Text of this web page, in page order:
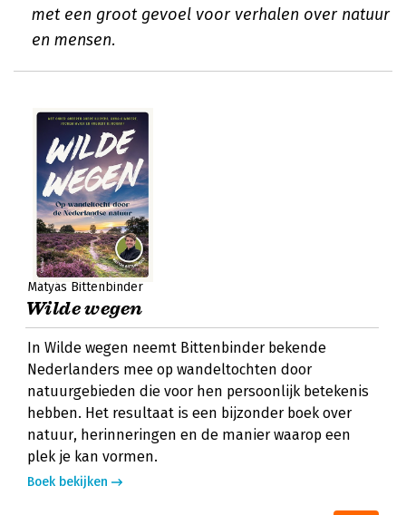
met een groot gevoel voor verhalen over natuur
en mensen.
Mátyás Bittenbinder
Wilde wegen
In Wilde wegen neemt Bittenbinder bekende
Nederlanders mee op wandeltochten door
natuurgebieden die voor hen persoonlijk betekenis
hebben. Het resultaat is een bijzonder boek over
natuur, herinneringen en de manier waarop een
plek je kan vormen.
Boek bekijken